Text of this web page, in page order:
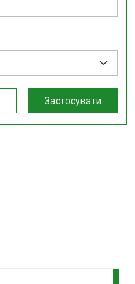
Застосувати